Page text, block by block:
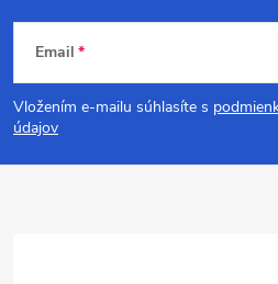
Z
á
p
Email
Vložením e-mailu súhlasíte s
údajov